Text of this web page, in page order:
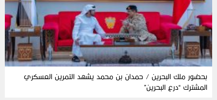
بحضور ملك البحرين / حمدان بن محمد يشهد التمرين العسكري
المشترك “درع البحرين”